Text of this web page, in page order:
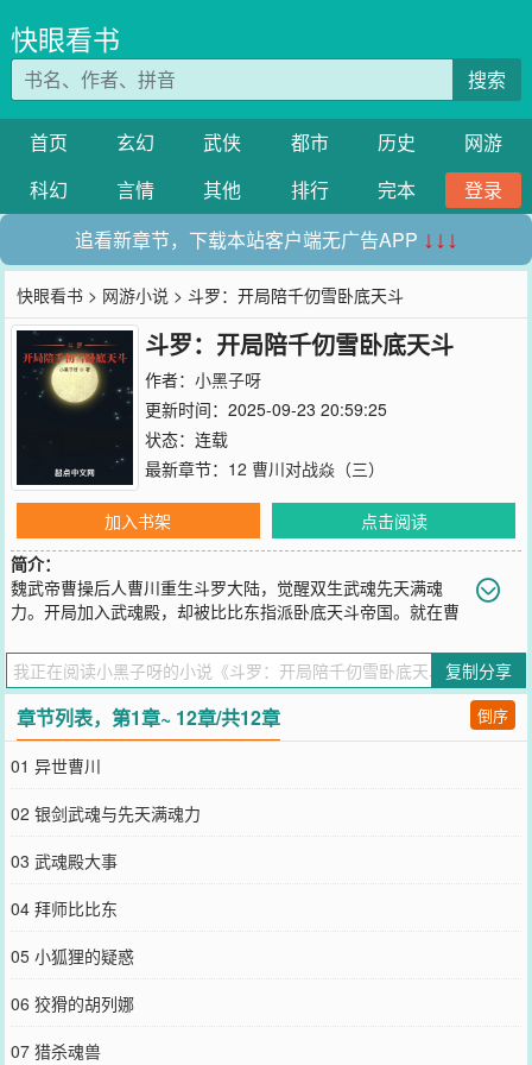
快眼看书
搜索
首页 玄幻 武侠 都市 历史
网游
科幻
言情 其他 排行 完本
登录
追看新章节，下载本站客户端无广告APP ↓↓↓
快眼看书 > 网游小说 > 斗罗：开局陪千仞雪卧底天斗
斗罗：开局陪千仞雪卧底天斗
作者： 小黑子呀
更新时间：2025-09-23 20:59:25
状态：连载
最新章节： 12 曹川对战焱（三）
加入书架
点击阅读
简介：
魏武帝曹操后人曹川重生斗罗大陆，觉醒双生武魂先天满魂
力。开局加入武魂殿，却被比比东指派卧底天斗帝国。就在曹
本书又名《我在斗罗大陆发扬先祖遗风》《人在斗罗，我能召唤守护
灵》
您要是觉得《 斗罗：开局陪千仞雪卧底天斗
》还不错的话请不要忘记
向您QQ群和微博微信里的朋友推荐哦！
复制分享
章节列表，第1章~ 12章/共12章 倒序
01 异世曹川
02 银剑武魂与先天满魂力
03 武魂殿大事
04 拜师比比东
05 小狐狸的疑惑
06 狡猾的胡列娜
07 猎杀魂兽